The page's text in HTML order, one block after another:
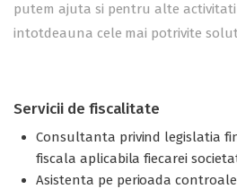
putem ajuta si pentru alte activitati
intotdeauna cele mai potrivite
Servicii de fiscalitate
Consultanta privind legislatia
fiscala aplicabila fiecarei
Asistenta pe perioada